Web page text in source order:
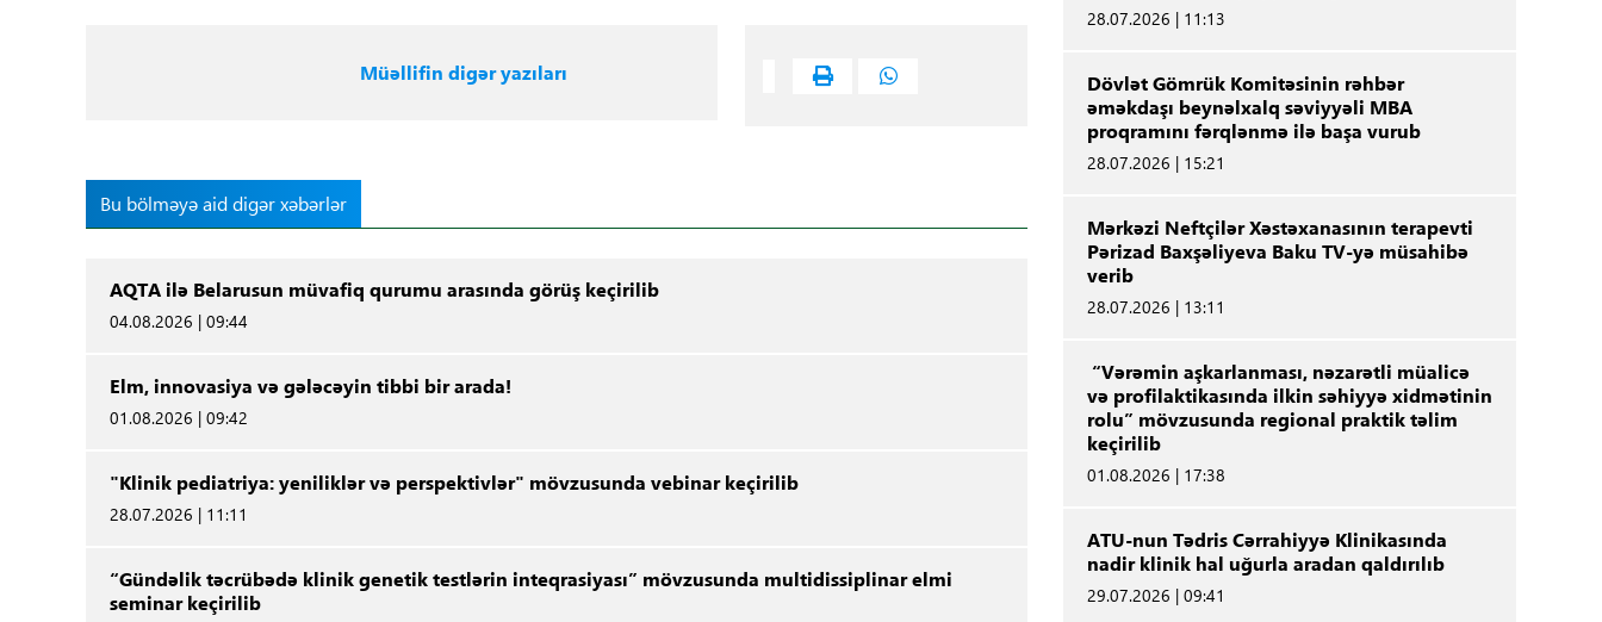
Müəllifin digər yazıları
Bu bölməyə aid digər xəbərlər
AQTA ilə Belarusun müvafiq qurumu arasında görüş keçirilib
04.08.2026 | 09:44
Elm, innovasiya və gələcəyin tibbi bir arada!
01.08.2026 | 09:42
"Klinik pediatriya: yeniliklər və perspektivlər" mövzusunda vebinar keçirilib
28.07.2026 | 11:11
“Gündəlik təcrübədə klinik genetik testlərin inteqrasiyası” mövzusunda multidissiplinar elmi
seminar keçirilib
28.07.2026 | 11:13
Dövlət Gömrük Komitəsinin rəhbər
əməkdaşı beynəlxalq səviyyəli MBA
proqramını fərqlənmə ilə başa vurub
28.07.2026 | 15:21
Mərkəzi Neftçilər Xəstəxanasının terapevti
Pərizad Baxşəliyeva Baku TV-yə müsahibə
verib
28.07.2026 | 13:11
“Vərəmin aşkarlanması, nəzarətli müalicə
və profilaktikasında ilkin səhiyyə xidmətinin
rolu” mövzusunda regional praktik təlim
keçirilib
01.08.2026 | 17:38
ATU-nun Tədris Cərrahiyyə Klinikasında
nadir klinik hal uğurla aradan qaldırılıb
29.07.2026 | 09:41